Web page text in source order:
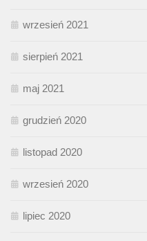
wrzesień 2021
sierpień 2021
maj 2021
grudzień 2020
listopad 2020
wrzesień 2020
lipiec 2020